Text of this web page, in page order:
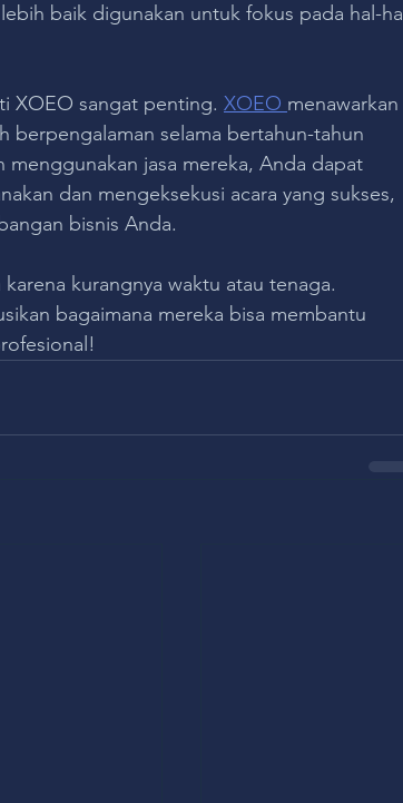
baik digunakan untuk fokus pada hal-hal
XOEO sangat penting. XOEO menawarkan
berpengalaman selama bertahun-tahun
jasa mereka, Anda dapat
dan mengeksekusi acara yang sukses,
bisnis Anda.
kurangnya waktu atau tenaga.
bagaimana mereka bisa membantu